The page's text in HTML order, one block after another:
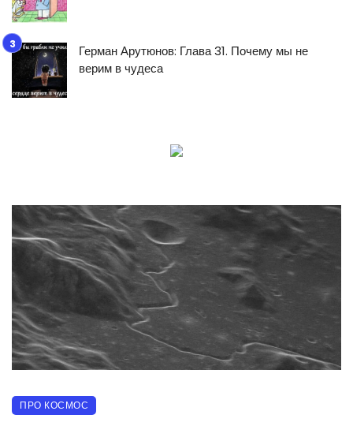
Герман Арутюнов: Глава 31. Почему мы не
верим в чудеса
ПРО КОСМОС